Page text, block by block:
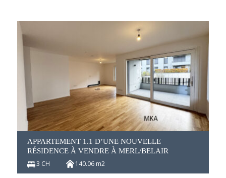
APPARTEMENT 1.1 D’UNE NOUVELLE
RÉSIDENCE À VENDRE À MERL/BELAIR
3 CH 140.06 m2